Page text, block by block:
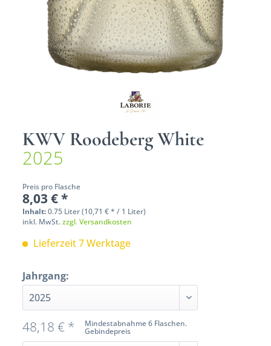
KWV Roodeberg White
2025
Preis pro Flasche
8,03 € *
Inhalt:0.75 Liter (10,71 € * / 1 Liter)
inkl. MwSt.zzgl. Versandkosten
Lieferzeit 7 Werktage
Jahrgang:
Mindestabnahme 6 Flaschen.
Gebindepreis
48,18 € *